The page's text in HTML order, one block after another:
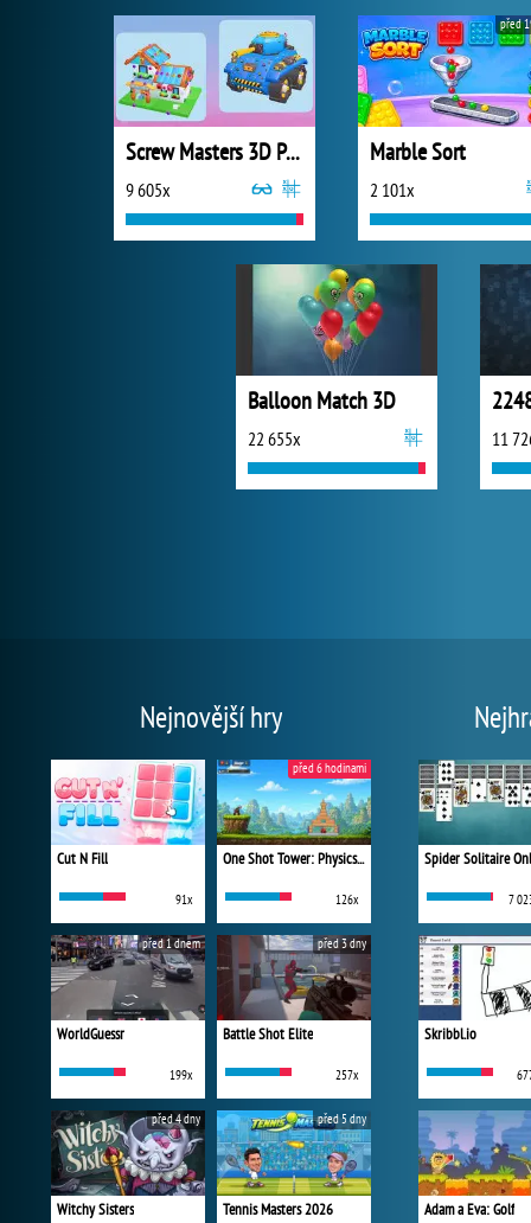
Screw Masters 3D Puzzle
9 605x
Marble Sort
2 101x
před
Balloon Match 3D
22 655x 11
Nejnovější hry
Cut N Fill
91x
One Shot Tower: Physics Destroyer
126x
před 6 hodinami
WorldGuessr
199x
před 1 dnem
Battle Shot Elite
257x
před 3 dny
Witchy Sisters
před 4 dny
Tennis Masters 2026
před 5 dny
Spider Solitaire
7
Skribbl.io
Adam a Eva: Golf